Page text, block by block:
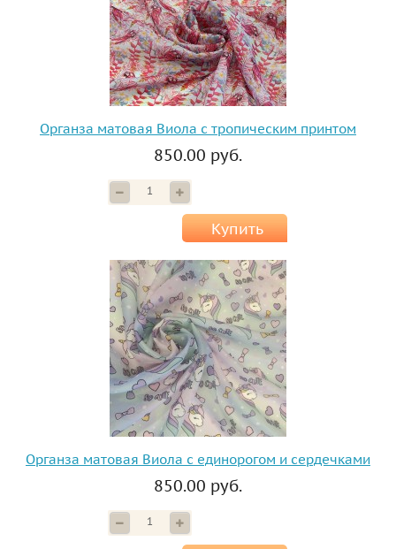
Органза матовая Виола с тропическим принтом
850.00 руб.
Купить
Органза матовая Виола с единорогом и сердечками
850.00 руб.